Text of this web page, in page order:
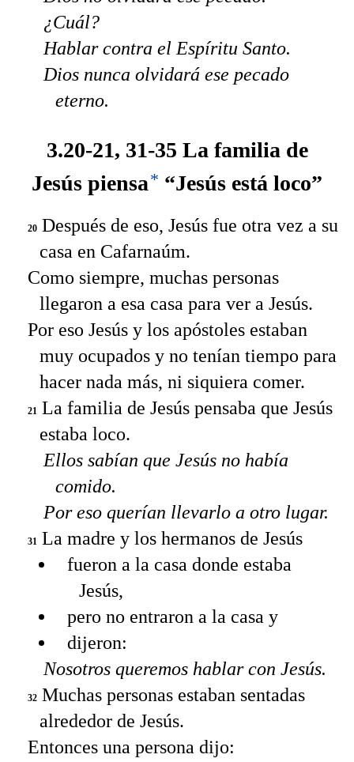
¿Cuál?
Hablar contra el Espíritu Santo.
Dios nunca olvidará ese pecado
eterno.
3.20-21, 31-35 La familia de
Jesús piensa* “Jesús está loco”
20 Después de eso, Jesús fue otra vez a su
casa en Cafarnaúm.
Como siempre, muchas personas
llegaron a esa casa para ver a Jesús.
Por eso Jesús y los apóstoles estaban
muy ocupados y no tenían tiempo para
hacer nada más, ni siquiera comer.
21 La familia de Jesús pensaba que Jesús
estaba loco.
Ellos sabían que Jesús no había
comido.
Por eso querían llevarlo a otro lugar.
31 La madre y los hermanos de Jesús
fueron a la casa donde estaba
Jesús,
pero no entraron a la casa y
dijeron:
Nosotros queremos hablar con Jesús.
32 Muchas personas estaban sentadas
alrededor de Jesús.
Entonces una persona dijo: